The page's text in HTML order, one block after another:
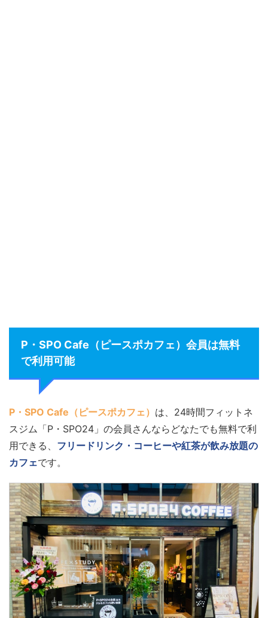
P・SPO Cafe（ピースポカフェ）会員は無料
で利用可能
P・SPO Cafe（ピースポカフェ） は、24時間フィットネ
スジム「P・SPO24」の会員さんならどなたでも無料で利
用できる、 フリードリンク・コーヒーや紅茶が飲み放題の
カフェです。